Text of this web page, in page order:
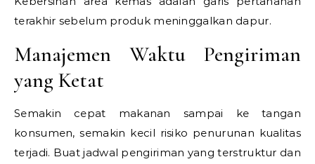
terakhir sebelum produk meninggalkan dapur.
Manajemen Waktu Pengiriman
yang Ketat
Semakin cepat makanan sampai ke tangan
konsumen, semakin kecil risiko penurunan kualitas
terjadi. Buat jadwal pengiriman yang terstruktur dan